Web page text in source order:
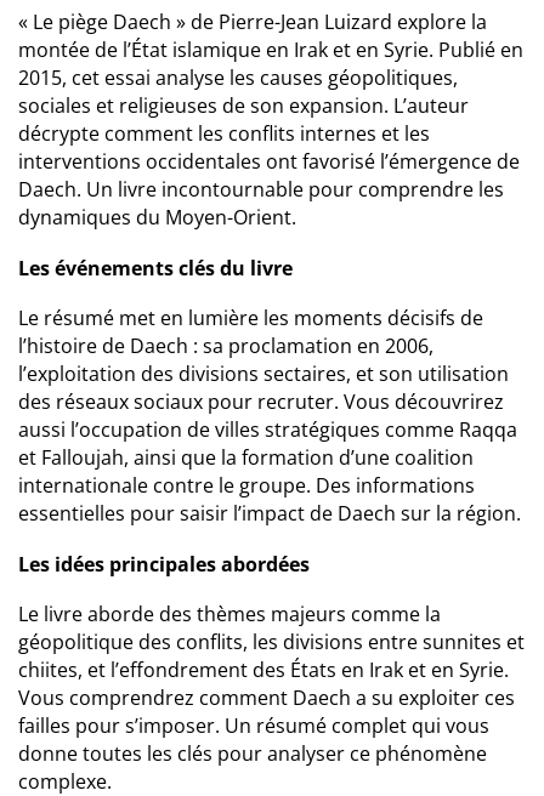
« Le piège Daech » de Pierre-Jean Luizard explore la
montée de l’État islamique en Irak et en Syrie. Publié en
2015, cet essai analyse les causes géopolitiques,
sociales et religieuses de son expansion. L’auteur
décrypte comment les conflits internes et les
interventions occidentales ont favorisé l’émergence de
Daech. Un livre incontournable pour comprendre les
dynamiques du Moyen-Orient.
Les événements clés du livre
Le résumé met en lumière les moments décisifs de
l’histoire de Daech : sa proclamation en 2006,
l’exploitation des divisions sectaires, et son utilisation
des réseaux sociaux pour recruter. Vous découvrirez
aussi l’occupation de villes stratégiques comme Raqqa
et Falloujah, ainsi que la formation d’une coalition
internationale contre le groupe. Des informations
essentielles pour saisir l’impact de Daech sur la région.
Les idées principales abordées
Le livre aborde des thèmes majeurs comme la
géopolitique des conflits, les divisions entre sunnites et
chiites, et l’effondrement des États en Irak et en Syrie.
Vous comprendrez comment Daech a su exploiter ces
failles pour s’imposer. Un résumé complet qui vous
donne toutes les clés pour analyser ce phénomène
complexe.